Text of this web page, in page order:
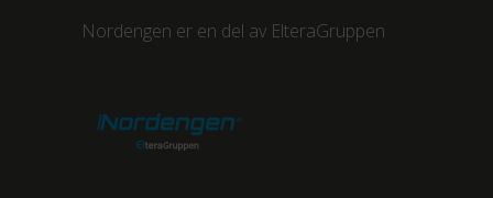
Nordengen er en del av ElteraGruppen